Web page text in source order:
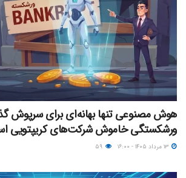
هوش مصنوعی تنها بهانه‌ای برای سرپوش
ورشکستگی خاموش شرکت‌های کریپتویی